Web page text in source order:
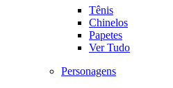
Tênis
Chinelos
Papetes
Ver Tudo
Personagens